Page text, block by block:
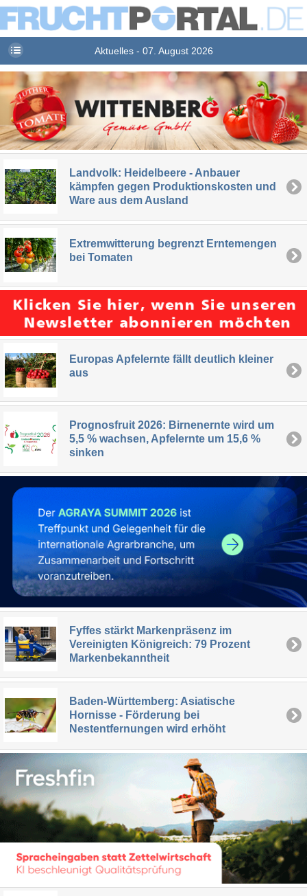
Aktuelles - 07. August 2026
Landvolk: Heidelbeere - Anbauer
kämpfen gegen Produktionskosten und
Ware aus dem Ausland
Extremwitterung begrenzt Erntemengen
bei Tomaten
Europas Apfelernte fällt deutlich kleiner
aus
Prognosfruit 2026: Birnenernte wird um
5,5 % wachsen, Apfelernte um 15,6 %
sinken
Fyffes stärkt Markenpräsenz im
Vereinigten Königreich: 79 Prozent
Markenbekanntheit
Baden-Württemberg: Asiatische
Hornisse - Förderung bei
Nestentfernungen wird erhöht